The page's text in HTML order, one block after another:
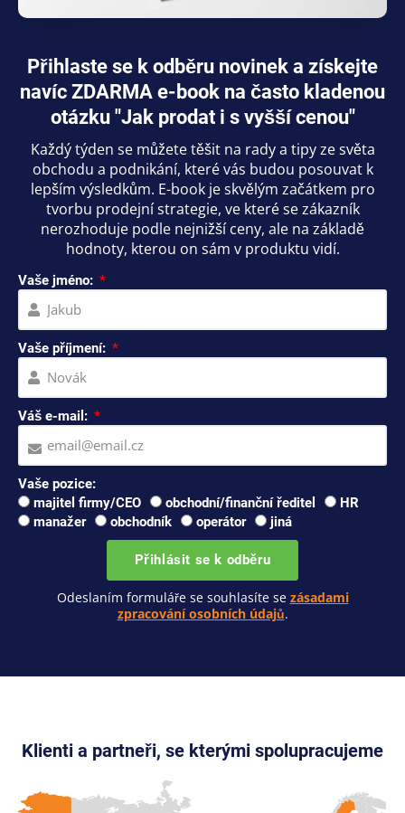
Přihlaste se k odběru novinek a získejte
navíc ZDARMA e-book na často kladenou
otázku "Jak prodat i s vyšší cenou"
Každý týden se můžete těšit na rady a tipy ze světa
obchodu a podnikání, které vás budou posouvat k
lepším výsledkům. E-book je skvělým začátkem pro
tvorbu prodejní strategie, ve které se zákazník
nerozhoduje podle nejnižší ceny, ale na základě
hodnoty, kterou on sám v produktu vidí.
Vaše jméno:
Vaše příjmení:
Váš e-mail:
Vaše pozice:
majitel firmy/CEO
obchodní/finanční ředitel
HR
manažer
obchodník operátor jiná
Přihlásit se k odběru
Odeslaním formuláře se souhlasíte se zásadami
zpracování osobních údajů.
Klienti a partneři, se kterými spolupracujeme